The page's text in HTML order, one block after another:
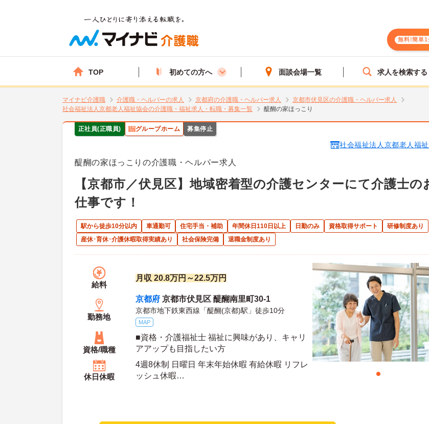
無料!簡単1
TOP 初めての方へ 面談会場一覧 求人を検索する
マイナビ介護職 介護職・ヘルパーの求人 京都府の介護職・ヘルパー求人
京都市伏見区の介護職・ヘルパー求人
社会福祉法人京都老人福祉協会の介護職・福祉求人・転職・募集一覧
醍醐の家ほっこり
正社員(正職員) グループホーム 募集停止
社会福祉法人京都老人福
醍醐の家ほっこりの介護職・ヘルパー求人
【京都市／伏見区】地域密着型の介護センターにて介護士の
仕事です！
駅から徒歩10分以内 車通勤可 住宅手当・補助 年間休日110日以上 日勤のみ 資格取得サポート
研修制度あり
産休･育休･介護休暇取得実績あり
社会保険完備 退職金制度あり
給料
月収 20.8万円～22.5万円
勤務地
京都府 京都市伏見区 醍醐南里町30-1
京都市地下鉄東西線「醍醐(京都)駅」徒歩10分
MAP
資格/職種
■資格・介護福祉士 福祉に興味があり、キャリ
アアップも目指したい方
休日休暇
4週8休制 日曜日 年末年始休暇 有給休暇 リフレ
ッシュ休暇